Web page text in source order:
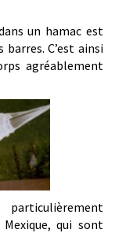
un hamac est
C’est ainsi
agréablement
qui sont